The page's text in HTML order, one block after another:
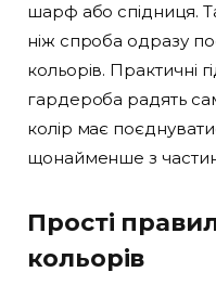
шарф або спідниця.
ніж спроба одразу
кольорів. Практичні
гардероба радять
колір має
щонайменше з
Прості
кольорів